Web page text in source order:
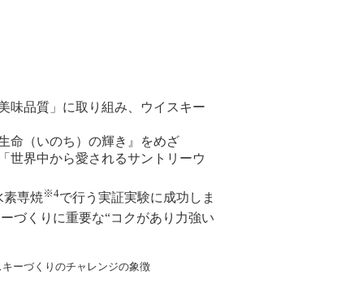
味品質」に取り組み、ウイスキー
命（いのち）の輝き』をめざ
世界中から愛されるサントリーウ
素専焼※4で行う実証実験に成功しま
づくりに重要な“コクがあり力強い
ーづくりのチャレンジの象徴